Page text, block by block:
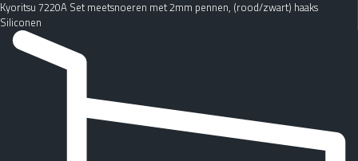
Kyoritsu 7220A Set meetsnoeren met 2mm pennen, (rood/zwart) haaks
Siliconen